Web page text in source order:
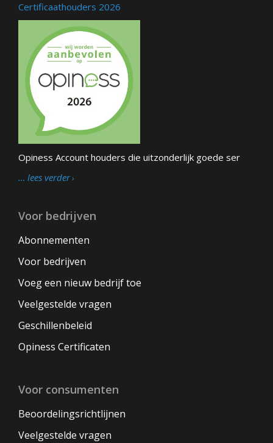
Certificaathouders 2026
Opiness Account houders die uitzonderlijk goede ser
… lees verder
Voor bedrijven
Abonnementen
Voor bedrijven
Voeg een nieuw bedrijf toe
Veelgestelde vragen
Geschillenbeleid
Opiness Certificaten
Voor consumenten
Beoordelingsrichtlijnen
Veelgestelde vragen